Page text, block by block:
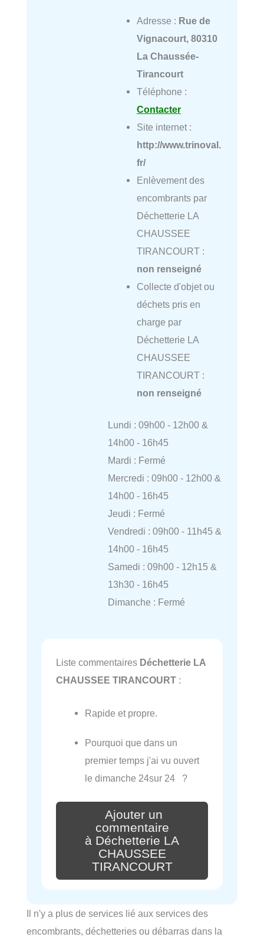
Adresse : Rue de
Vignacourt, 80310
La Chaussée-
Tirancourt
Téléphone :
Contacter
Site internet :
http://www.trinoval.
fr/
Enlèvement des
encombrants par
Déchetterie LA
CHAUSSEE
TIRANCOURT :
non renseigné
Collecte d'objet ou
déchets pris en
charge par
Déchetterie LA
CHAUSSEE
TIRANCOURT :
non renseigné
Lundi : 09h00 - 12h00 &
14h00 - 16h45
Mardi : Fermé
Mercredi : 09h00 - 12h00 &
14h00 - 16h45
Jeudi : Fermé
Vendredi : 09h00 - 11h45 &
14h00 - 16h45
Samedi : 09h00 - 12h15 &
13h30 - 16h45
Dimanche : Fermé
Liste commentaires Déchetterie LA
CHAUSSEE TIRANCOURT :
Rapide et propre.
Pourquoi que dans un
premier temps j'ai vu ouvert
le dimanche 24sur 24 ?
Ajouter un
commentaire
à Déchetterie LA
CHAUSSEE
TIRANCOURT
Il n'y a plus de services lié aux services des
encombrants, déchetteries ou débarras dans la